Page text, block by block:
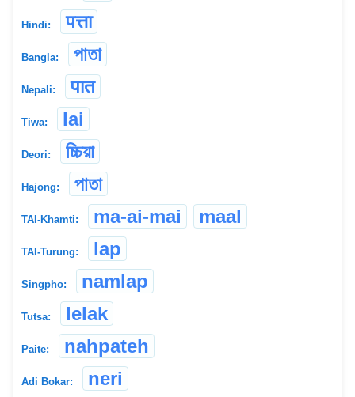
Hindi: पत्ता
Bangla: পাতা
Nepali: पात
Tiwa: lai
Deori: চ্চিয়া
Hajong: পাতা
TAI-Khamti: ma-ai-mai maal
TAI-Turung: lap
Singpho: namlap
Tutsa: lelak
Paite: nahpateh
Adi Bokar: neri